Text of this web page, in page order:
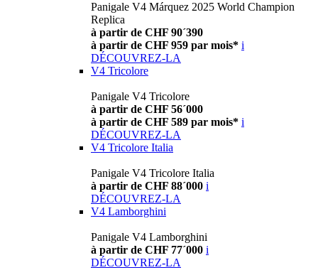
Panigale V4 Márquez 2025 World Champion
Replica
à partir de CHF 90´390
à partir de CHF 959 par mois* i
DÉCOUVREZ-LA
V4 Tricolore
Panigale V4 Tricolore
à partir de CHF 56´000
à partir de CHF 589 par mois* i
DÉCOUVREZ-LA
V4 Tricolore Italia
Panigale V4 Tricolore Italia
à partir de CHF 88´000 i
DÉCOUVREZ-LA
V4 Lamborghini
Panigale V4 Lamborghini
à partir de CHF 77´000 i
DÉCOUVREZ-LA